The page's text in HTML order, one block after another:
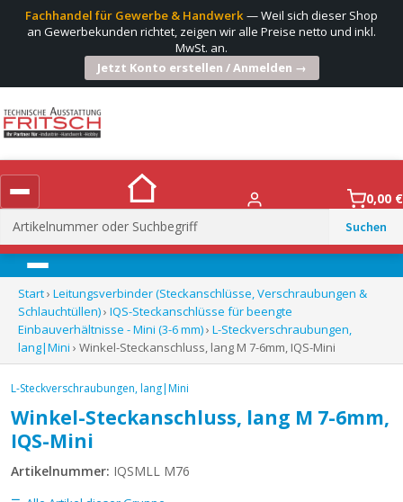
Fachhandel für Gewerbe & Handwerk— Weil sich dieser Shop
an Gewerbekunden richtet, zeigen wir alle Preise netto und inkl.
MwSt. an.
Jetzt Konto erstellen / Anmelden →
Suchen
nach:
0,00 €
Menü
Start› Leitungsverbinder (Steckanschlüsse, Verschraubungen &
Schlauchtüllen)› IQS-Steckanschlüsse für beengte
Einbauverhältnisse - Mini (3-6 mm)› L-Steckverschraubungen,
lang|Mini › Winkel-Steckanschluss, lang M 7-6mm, IQS-Mini
L-Steckverschraubungen, lang|Mini
Winkel-Steckanschluss, lang M 7-6mm,
IQS-Mini
Artikelnummer: IQSMLL M76